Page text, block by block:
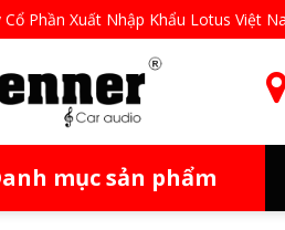
Cổ Phần Xuất Nhập Khẩu Lotus Việt
mục sản phẩm